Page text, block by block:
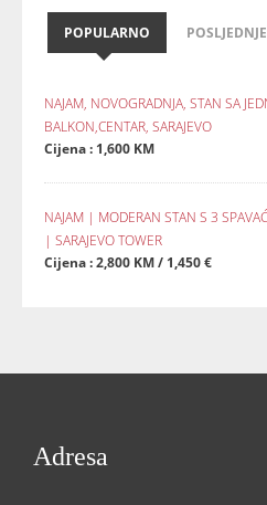
POPULARNO POSLJEDNJE
NAJAM, NOVOGRADNJA, STAN SA
BALKON,CENTAR, SARAJEVO
Cijena : 1,600 KM
NAJAM | MODERAN STAN S 3
| SARAJEVO TOWER
Cijena : 2,800 KM / 1,450 €
Adresa